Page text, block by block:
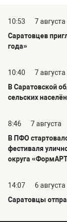
10:53
7 августа
Саратовцев
года»
10:40
7 августа
В Саратовской
сельских
8:46
7 августа
В ПФО
фестиваля
округа
14:07
6 августа
Саратовцы